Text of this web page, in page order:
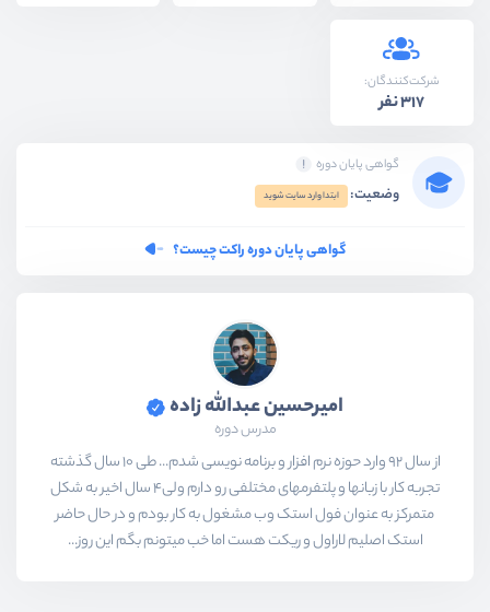
شرکت‌کنندگان:
317 نفر
گواهی پایان دوره
وضعیت: ابتدا وارد سایت شوید
گواهی پایان دوره راکت چیست؟
امیرحسین عبدالله زاده
مدرس دوره
از سال 92 وارد حوزه نرم افزار و برنامه نویسی شدم... طی 10 سال گذشته
تجربه کار با زبانها و پلتفرمهای مختلفی رو دارم ولی4 سال اخیر به شکل
متمرکز به عنوان فول استک وب مشغول به کار بودم و در حال حاضر
استک اصلیم لاراول و ریکت هست اما خب میتونم بگم این روز...